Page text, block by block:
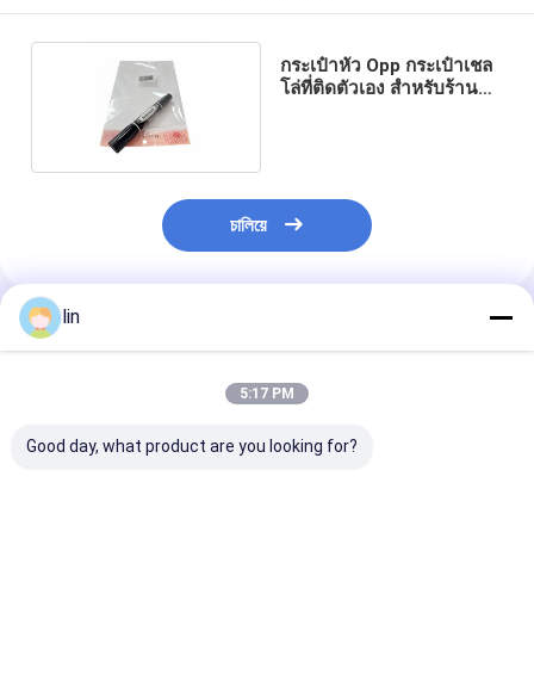
กระเป๋าหัว Opp กระเป๋าเชล
โล่ที่ติดตัวเอง สําหรับร้านค้า
চালিয়ে
แนะนำผลิตภัณฑ์
lin
5:17 PM
Good day, what product are you looking for?